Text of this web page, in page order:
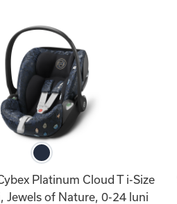
Platinum Cloud T i-Size
Jewels of Nature, 0-24 luni